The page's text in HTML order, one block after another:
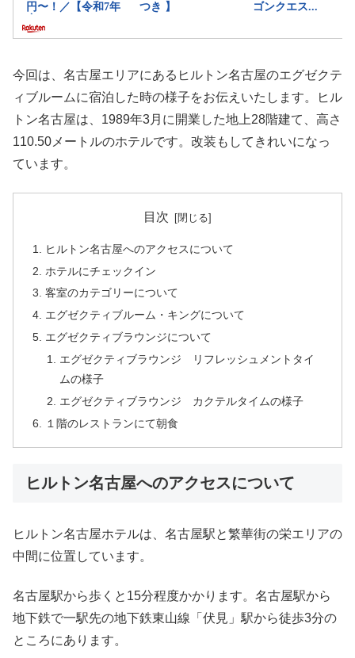
今回は、名古屋エリアにあるヒルトン名古屋のエグゼクテ
ィブルームに宿泊した時の様子をお伝えいたします。ヒル
トン名古屋は、1989年3月に開業した地上28階建て、高さ
110.50メートルのホテルです。改装もしてきれいになっ
ています。
目次
ヒルトン名古屋へのアクセスについて
ホテルにチェックイン
客室のカテゴリーについて
エグゼクティブルーム・キングについて
エグゼクティブラウンジについて
エグゼクティブラウンジ リフレッシュメントタイ
ムの様子
エグゼクティブラウンジ カクテルタイムの様子
１階のレストランにて朝食
ヒルトン名古屋へのアクセスについて
ヒルトン名古屋ホテルは、名古屋駅と繁華街の栄エリアの
中間に位置しています。
名古屋駅から歩くと15分程度かかります。名古屋駅から
地下鉄で一駅先の地下鉄東山線「伏見」駅から徒歩3分の
ところにあります。